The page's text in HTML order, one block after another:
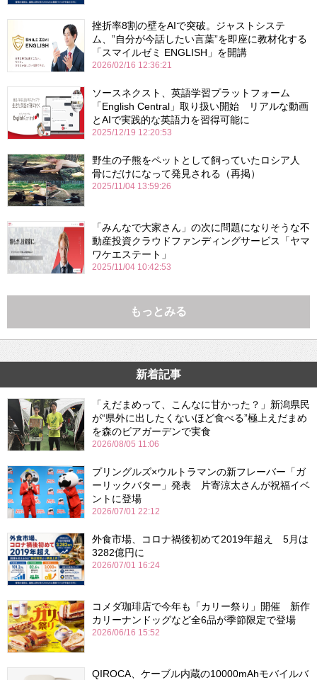
挫折率8割の壁をAIで突破。ジャストシステ
ム、”自分が今話したい言葉”を即座に教材化する
「スマイルゼミ ENGLISH」を開講
2026/02/16 12:36:21
ソースネクスト、英語学習プラットフォーム
「English Central」取り扱い開始 リアルな動画
とAIで実践的な英語力を習得可能に
2025/12/19 12:20:53
野生の子熊をペットとして飼っていたロシア人
骨にだけになって発見される（再掲）
2025/11/04 13:59:26
「みんなで大家さん」の次に問題になりそうな不
動産投資クラウドファンディングサービス「ヤマ
ワケエステート」
2025/11/04 10:42:53
もっとみる
新着記事
「えだまめって、こんなに甘かった？」新潟県民
が“県外に出したくないほど食べる”極上えだまめ
を森のビアガーデンで実食
2026/08/05 11:06
プリングルズ×ウルトラマンの新フレーバー「ガ
ーリックバター」発表 片寄涼太さんが祝福イベ
ントに登場
2026/07/01 22:12
外食市場、コロナ禍後初めて2019年超え 5月は
3282億円に
2026/07/01 16:24
コメダ珈琲店で今年も「カリー祭り」開催 新作
カリーナンドッグなど全6品が季節限定で登場
2026/06/16 15:52
QIROCA、ケーブル内蔵の10000mAhモバイルバ